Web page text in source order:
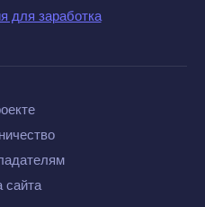
для заработка
сайта